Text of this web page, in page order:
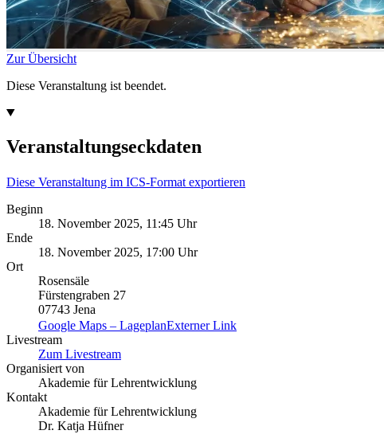
Zur Übersicht
Diese Veranstaltung ist beendet.
Veranstaltungseckdaten
Diese Veranstaltung im ICS-Format exportieren
Beginn
18. November 2025, 11:45 Uhr
Ende
18. November 2025, 17:00 Uhr
Ort
Rosensäle
Fürstengraben 27
07743 Jena
Google Maps – LageplanExterner Link
Livestream
Zum Livestream
Organisiert von
Akademie für Lehrentwicklung
Kontakt
Akademie für Lehrentwicklung
Dr. Katja Hüfner